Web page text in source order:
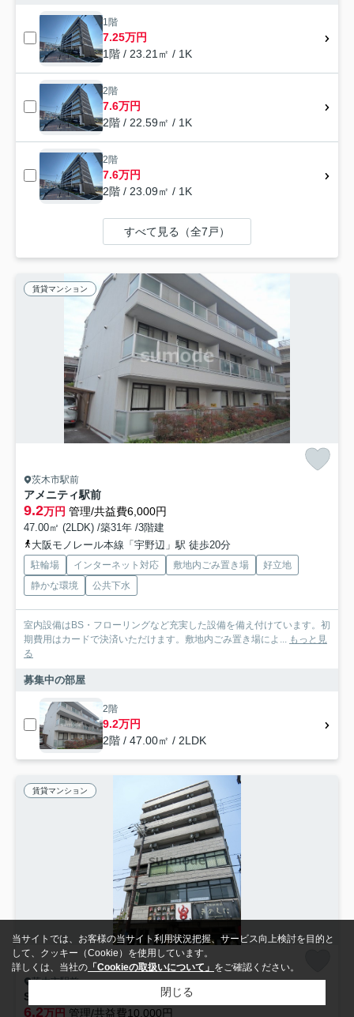
1階
7.25万円
1階 / 23.21㎡ / 1K
2階
7.6万円
2階 / 22.59㎡ / 1K
2階
7.6万円
2階 / 23.09㎡ / 1K
すべて見る（全7戸）
賃貸マンション
茨木市駅前
アメニティ駅前
9.2万円 管理/共益費6,000円
47.00㎡ (2LDK) /築31年 /3階建
大阪モノレール本線「宇野辺」駅 徒歩20分
駐輪場 インターネット対応 敷地内ごみ置き場
好立地
静かな環境
公共下水
室内設備はBS・フローリングなど充実した設備を備え付けています。初
期費用はカードで決済いただけます。敷地内ごみ置き場によ...
もっと見
る
募集中の部屋
2階
9.2万円
2階 / 47.00㎡ / 2LDK
賃貸マンション
茨木市駅前
STOビル
6.2万円 管理/共益費10,000円
当サイトでは、お客様の当サイト利用状況把握、サービス向上検討を目的と
して、クッキー（Cookie）を使用しています。
詳しくは、当社の 「Cookieの取扱いについて」 をご確認ください。
閉じる